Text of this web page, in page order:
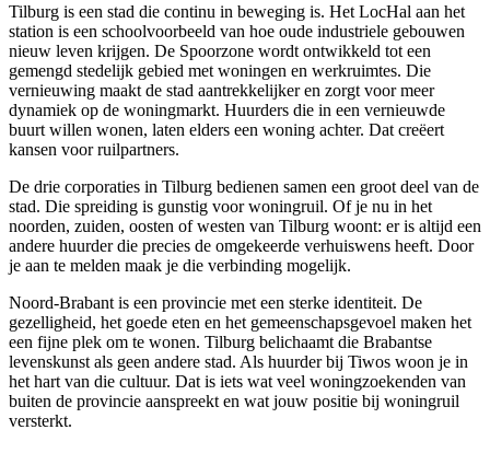
Tilburg is een stad die continu in beweging is. Het LocHal aan het
station is een schoolvoorbeeld van hoe oude industriele gebouwen
nieuw leven krijgen. De Spoorzone wordt ontwikkeld tot een
gemengd stedelijk gebied met woningen en werkruimtes. Die
vernieuwing maakt de stad aantrekkelijker en zorgt voor meer
dynamiek op de woningmarkt. Huurders die in een vernieuwde
buurt willen wonen, laten elders een woning achter. Dat creëert
kansen voor ruilpartners.
De drie corporaties in Tilburg bedienen samen een groot deel van de
stad. Die spreiding is gunstig voor woningruil. Of je nu in het
noorden, zuiden, oosten of westen van Tilburg woont: er is altijd een
andere huurder die precies de omgekeerde verhuiswens heeft. Door
je aan te melden maak je die verbinding mogelijk.
Noord-Brabant is een provincie met een sterke identiteit. De
gezelligheid, het goede eten en het gemeenschapsgevoel maken het
een fijne plek om te wonen. Tilburg belichaamt die Brabantse
levenskunst als geen andere stad. Als huurder bij Tiwos woon je in
het hart van die cultuur. Dat is iets wat veel woningzoekenden van
buiten de provincie aanspreekt en wat jouw positie bij woningruil
versterkt.